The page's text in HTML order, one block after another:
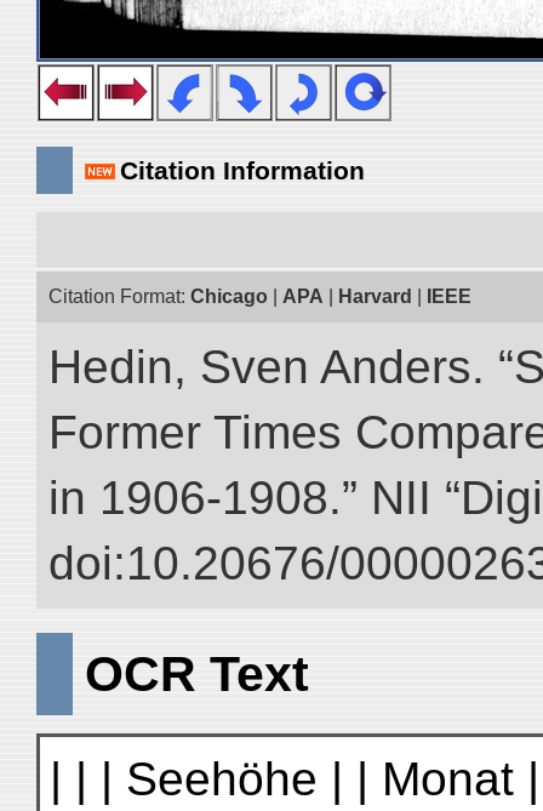
Citation Information
Citation Format: Chicago APA Harvard IEEE
Hedin, Sven Anders.
Former Times
in 1906-1908.” NII
doi:10.20676/
OCR Text
| | | Seehöhe | | Monat